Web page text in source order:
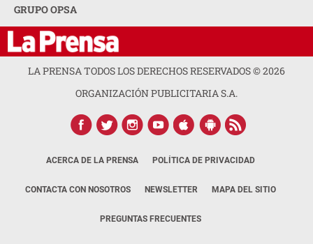
GRUPO OPSA
LA PRENSA TODOS LOS DERECHOS RESERVADOS ©2026
ORGANIZACIÓN PUBLICITARIA S.A.
ACERCA DE LA PRENSA POLÍTICA DE PRIVACIDAD
CONTACTA CON NOSOTROS NEWSLETTER MAPA DEL SITIO
PREGUNTAS FRECUENTES